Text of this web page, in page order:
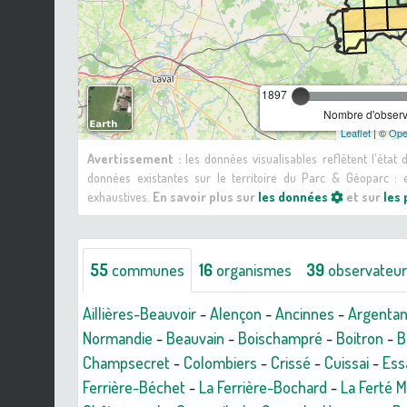
1897
Nombre
Leaflet| ©
Avertissement : les données visualisables reflètent l'état
données existantes sur le territoire du Parc & Géoparc :
exhaustives. En savoir plus sur les données et sur les
55 communes 16 organismes 39
Aillières-Beauvoir-Alençon -Ancinnes -Argentan
Normandie - Beauvain - Boischampré - Boitron -
Champsecret- Colombiers - Crissé - Cuissai-
Ferrière-Béchet- La Ferrière-Bochard - La Ferté